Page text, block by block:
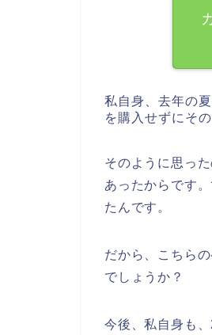
私自身、去年の
を購入せずにそ
そのように思っ
あったからです
たんです。
だから、こちら
でしょうか？
今後、私自身も